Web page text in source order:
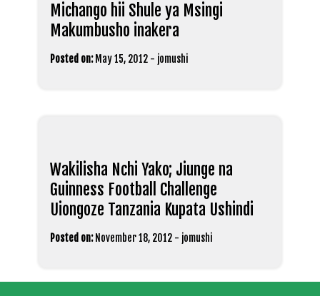
Michango hii Shule ya Msingi
Makumbusho inakera
Posted on: May 15, 2012 - jomushi
Wakilisha Nchi Yako; Jiunge na
Guinness Football Challenge
Uiongoze Tanzania Kupata Ushindi
Posted on: November 18, 2012 - jomushi